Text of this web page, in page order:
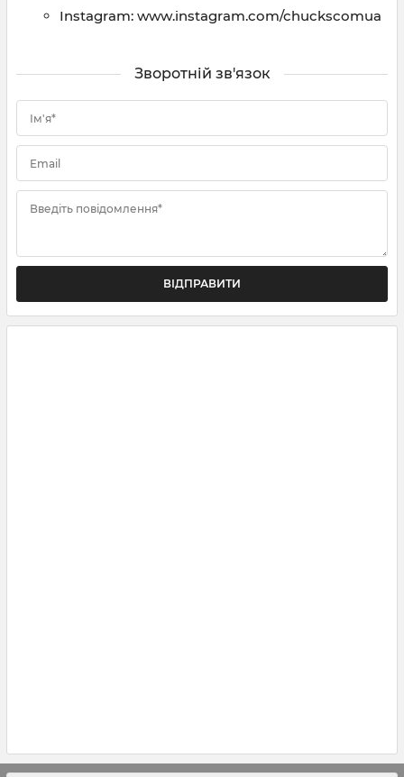
Instagram: www.instagram.com/chuckscomua
Зворотній зв'язок
Ім'я*
Email
Введіть повідомлення*
ВІДПРАВИТИ